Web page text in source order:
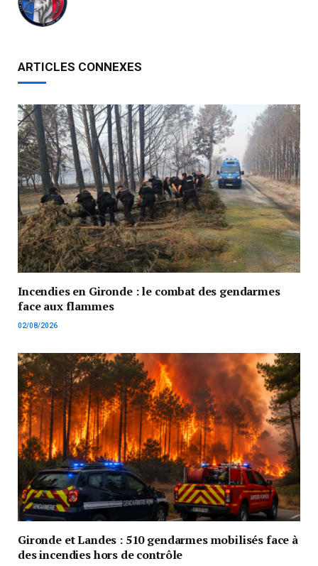
ARTICLES CONNEXES
Incendies en Gironde : le combat des gendarmes
face aux flammes
02/08/2026
Gironde et Landes : 510 gendarmes mobilisés face à
des incendies hors de contrôle